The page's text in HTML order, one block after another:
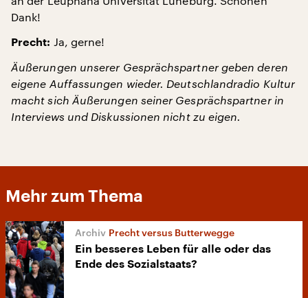
Dank!
Precht: Ja, gerne!
Äußerungen unserer Gesprächspartner geben deren
eigene Auffassungen wieder. Deutschlandradio Kultur
macht sich Äußerungen seiner Gesprächspartner in
Interviews und Diskussionen nicht zu eigen.
Mehr zum Thema
Precht versus Butterwegge
Ein besseres Leben für alle oder das
Ende des Sozialstaats?